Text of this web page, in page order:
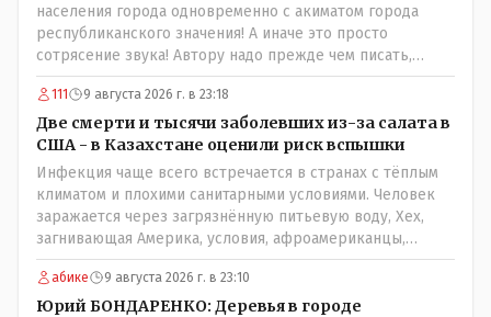
населения города одновременно с акиматом города
республиканского значения! А иначе это просто
сотрясение звука! Автору надо прежде чем писать,
необходимо самому обратиться в ЖКХ акимата и
разобраться прежде чем своей статьей провоцировать
население города!Согласен всецело!
111 9 августа 2026 г. в 23:18
Две смерти и тысячи заболевших из-за салата в
США - в Казахстане оценили риск вспышки
Инфекция чаще всего встречается в странах с тёплым
климатом и плохими санитарными условиями. Человек
заражается через загрязнённую питьевую воду, Хех,
загнивающая Америка, условия, афроамериканцы,
грязная вода, отсутствие страховок, нечистоплотные
мигранты и прочее.. Лучше России и Казахстана жить
негде..
абике 9 августа 2026 г. в 23:10
Юрий БОНДАРЕНКО: Деревья в городе